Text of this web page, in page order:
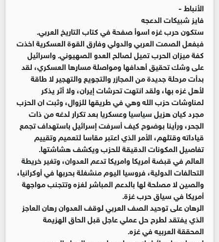
الأنباط -
فايز شبيكات الدعجه
ستكون حرب غزه اسوأ صفحة في كتاب التاريخ العربي.
فبفعل الصمت العربي والدولي وفارق القوة العسكرية اخذت
كفة ميزان الحرب تميل لصالح العدو الصهيوني. واسرائيل
على وشك تحقيق أهدافها ومواصلة مسارها العسكري، لقد
بدأت مرحلة جديدة من المجازر والتجويع والتهجير لا طاقة
لأهل غزه بها، ولقد انتهت تحرشات إيران، ولا أثر يذكر
لمناوشات حزب الله وهي في طريقها للزوال، وثبت ان الحزب
مجرد كيان هزيل سياسيا وعسكريا بعد تكرار لدغه من ذات
الجحر، ورأينا بوضوح كيف أسرفت إسرائيل باستهداف تجمع
قياداته وقتلهم، الأمر الذي اعتبر مقاسا لتعميم وتقييم
تفاصيل المكونات الدقيقة للحزب ويكشف هشاشتها.
العالم في قبضة أمريكا وامريكا تدعم العدوان، وتغير خريطة
التحالفات الدولية، فروسيا اليوم منشغلة بحربها في أوكرانيا،
والصين لا مصلحة لها بالدعم المباشر لغزه وتتجنب مواجهة
أمريكا في سياق حرب غزة.
الرهان على توحيد الصف العربي لوقف العدوان رهان العاجز
الذي يفتقد لطرح حل عملي عاجل قبل الحاق الهزيمة
المحققة العربيه في غزه.